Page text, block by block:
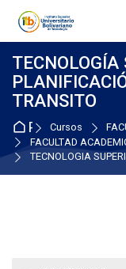
Skip to navigation
Skip to login form
Salta al contenido
Skip to accessibility
Skip to footer
Skip accessibility options
TECNOLOGÍA
TRANSITO
Página
Cursos
FACULTAD